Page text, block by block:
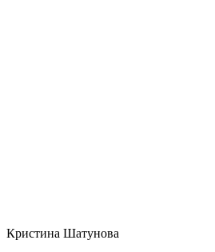
Кристина Шатунова